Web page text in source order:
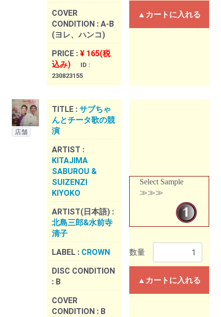
COVER
CONDITION : A-B
(ヨレ、ハンコ)
PRICE : ¥ 165(税
込み)
ID :
230823155
▲カートに入れる
店舗
TITLE : サブちゃ
んとチータ歌の競
演
ARTIST :
KITAJIMA
SABUROU &
SUIZENZI
KIYOKO
ARTIST(日本語) :
北島三郎&水前寺
清子
LABEL : CROWN
DISC CONDITION
: B
COVER
CONDITION : B
Select Sample
≫≫≫
数量
▲カートに入れる